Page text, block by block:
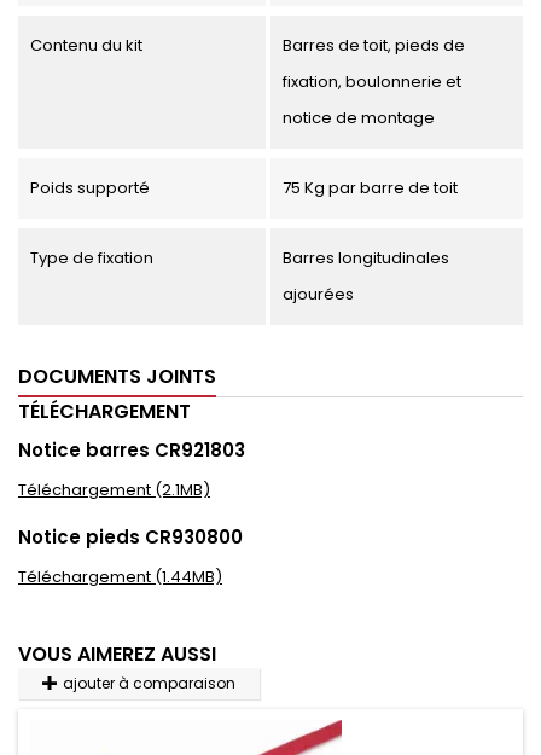
Contenu du kit
Barres de toit, pieds de
fixation, boulonnerie et
notice de montage
Poids supporté 75 Kg par barre de toit
Type de fixation
Barres longitudinales
ajourées
DOCUMENTS JOINTS
TÉLÉCHARGEMENT
Notice barres CR921803
Téléchargement (2.1MB)
Notice pieds CR930800
Téléchargement (1.44MB)
VOUS AIMEREZ AUSSI
ajouter à comparaison